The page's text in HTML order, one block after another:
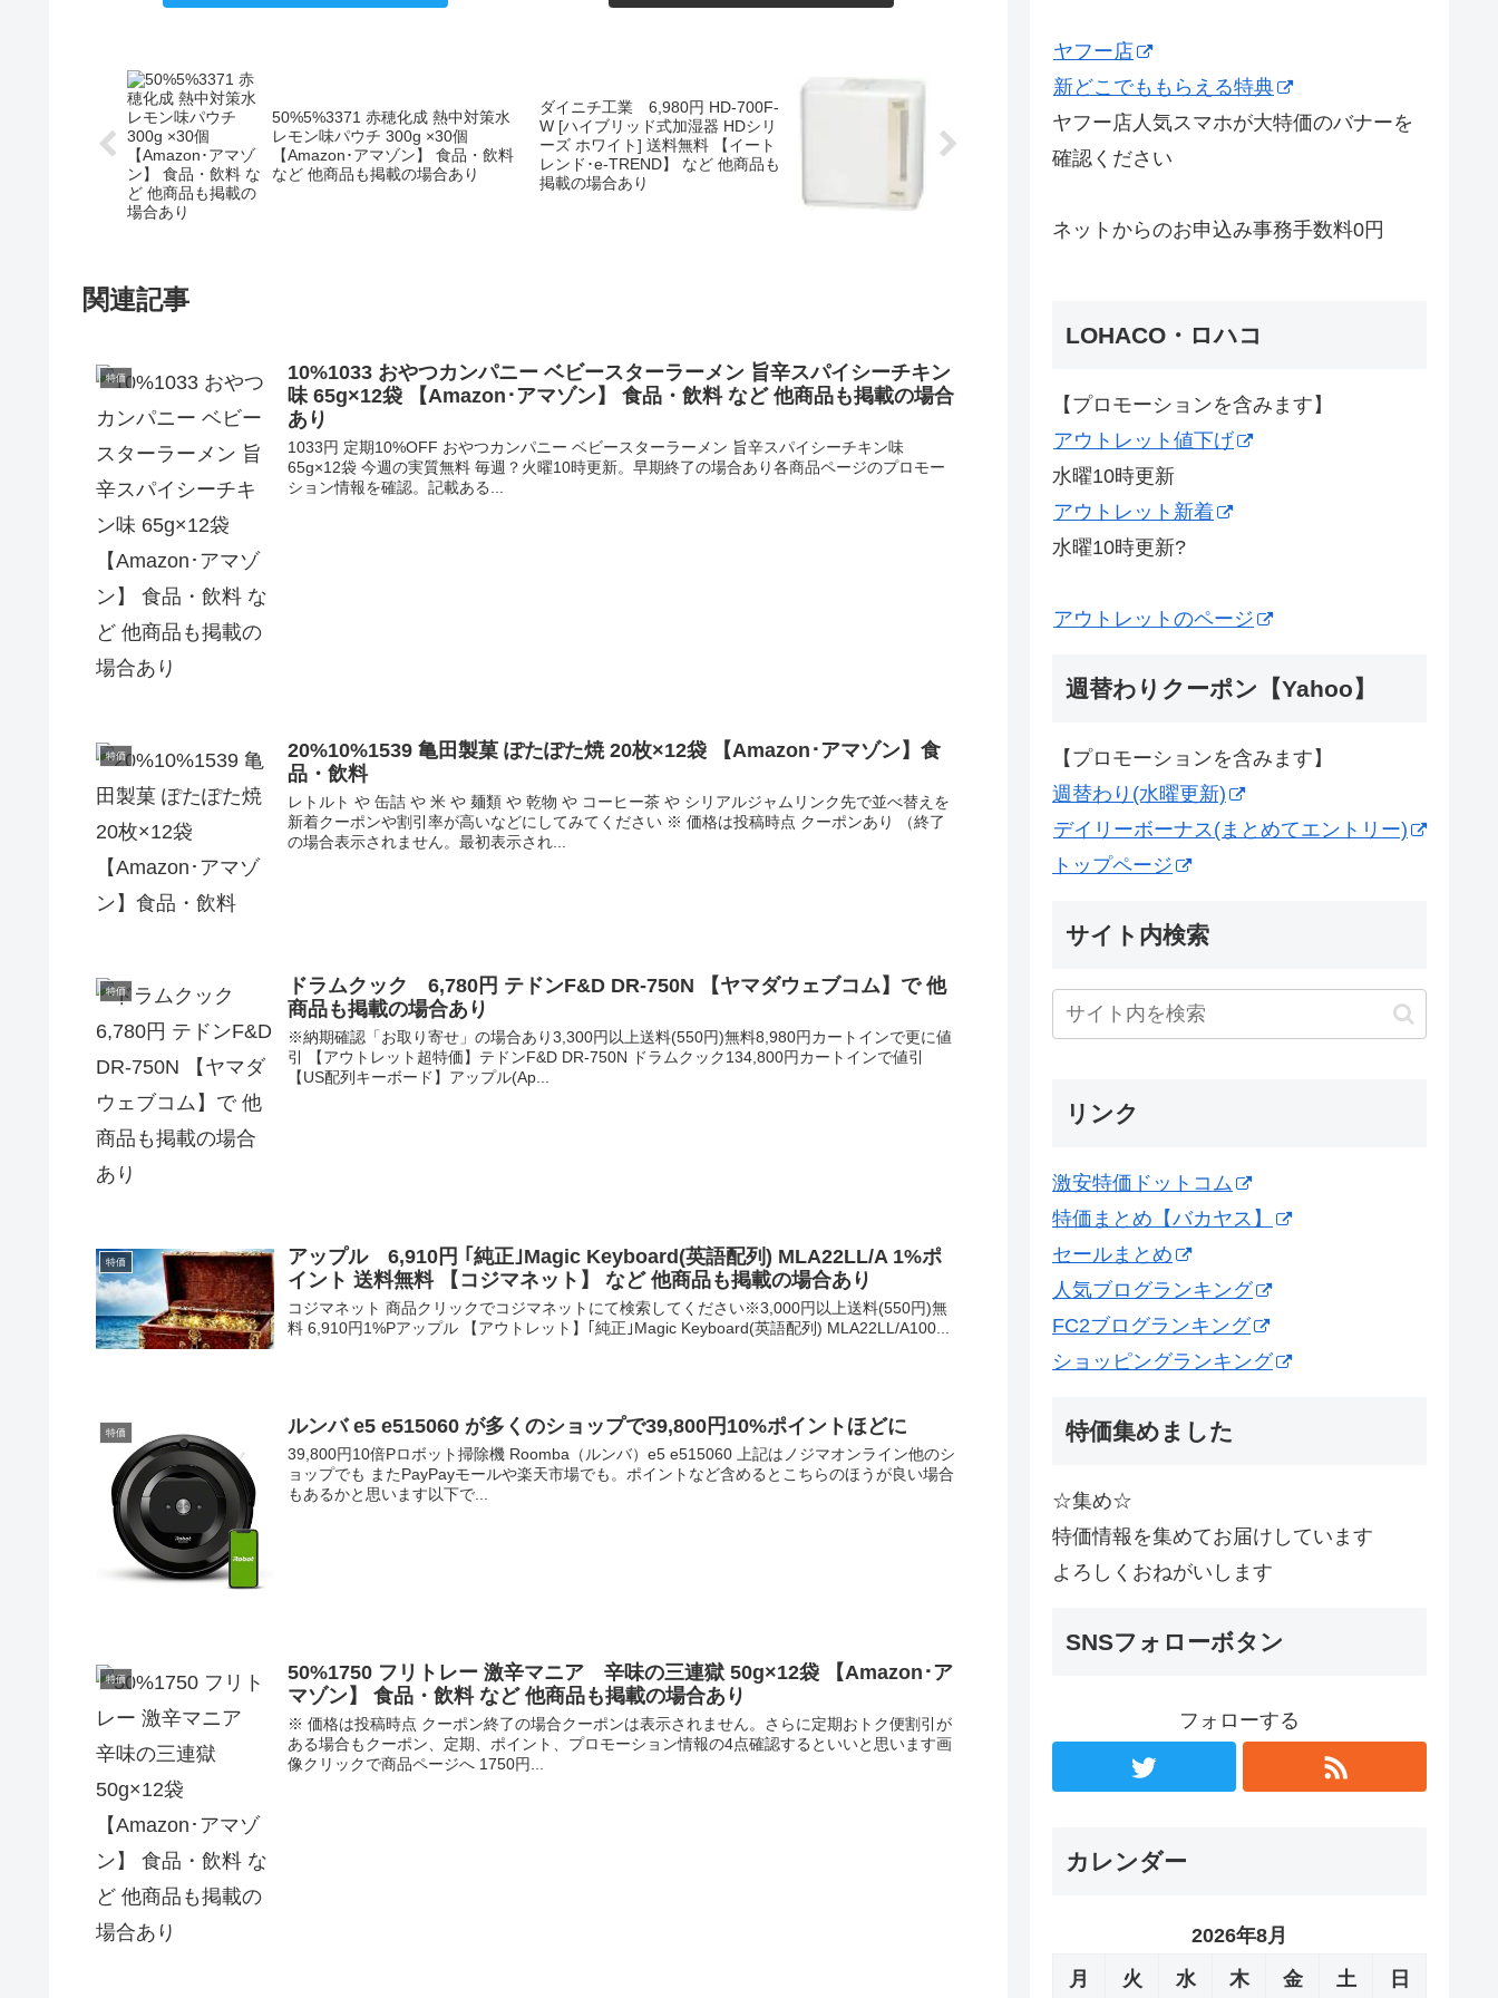
50%5%3371 赤穂化成 熱中対策水
レモン味パウチ 300g ×30個
【Amazon･アマゾン】 食品・飲料
など 他商品も掲載の場合あり
ダイニチ工業 6,980円 HD-700F-
W [ハイブリッド式加湿器 HDシリ
ーズ ホワイト] 送料無料 【イート
レンド･e-TREND】 など 他商品も
掲載の場合あり
関連記事
特価
10%1033 おやつカンパニー ベビースターラーメン 旨辛スパイシーチキン
味 65g×12袋 【Amazon･アマゾン】 食品・飲料 など 他商品も掲載の場合
あり
1033円 定期10%OFF おやつカンパニー ベビースターラーメン 旨辛スパイシーチキン味
65g×12袋 今週の実質無料 毎週？火曜10時更新。早期終了の場合あり各商品ページのプロモー
ション情報を確認。記載ある...
特価
20%10%1539 亀田製菓 ぽたぽた焼 20枚×12袋 【Amazon･アマゾン】食
品・飲料
レトルト や 缶詰 や 米 や 麺類 や 乾物 や コーヒー茶 や シリアルジャムリンク先で並べ替えを
新着クーポンや割引率が高いなどにしてみてください ※ 価格は投稿時点 クーポンあり （終了
の場合表示されません。最初表示され...
特価
ドラムクック 6,780円 テドンF&D DR-750N 【ヤマダウェブコム】で 他
商品も掲載の場合あり
※納期確認「お取り寄せ」の場合あり3,300円以上送料(550円)無料8,980円カートインで更に値
引 【アウトレット超特価】テドンF&D DR-750N ドラムクック134,800円カートインで値引
【US配列キーボード】アップル(Ap...
特価
アップル 6,910円 ｢純正｣Magic Keyboard(英語配列) MLA22LL/A 1%ポ
イント 送料無料 【コジマネット】 など 他商品も掲載の場合あり
コジマネット 商品クリックでコジマネットにて検索してください※3,000円以上送料(550円)無
料 6,910円1%Pアップル 【アウトレット】｢純正｣Magic Keyboard(英語配列) MLA22LL/A100...
特価 ルンバ e5 e515060 が多くのショップで39,800円10%ポイントほどに
39,800円10倍Pロボット掃除機 Roomba（ルンバ）e5 e515060 上記はノジマオンライン他のシ
ョップでも またPayPayモールや楽天市場でも。ポイントなど含めるとこちらのほうが良い場合
もあるかと思います以下で...
特価
50%1750 フリトレー 激辛マニア 辛味の三連獄 50g×12袋 【Amazon･ア
マゾン】 食品・飲料 など 他商品も掲載の場合あり
※ 価格は投稿時点 クーポン終了の場合クーポンは表示されません。さらに定期おトク便割引が
ある場合もクーポン、定期、ポイント、プロモーション情報の4点確認するといいと思います画
像クリックで商品ページへ 1750円...
ヤフー店
新どこでももらえる特典
ヤフー店人気スマホが大特価のバナーを
確認ください
ネットからのお申込み事務手数料0円
LOHACO・ロハコ
【プロモーションを含みます】
アウトレット値下げ
水曜10時更新
アウトレット新着
水曜10時更新?
アウトレットのページ
週替わりクーポン【Yahoo】
【プロモーションを含みます】
週替わり(水曜更新)
デイリーボーナス(まとめてエントリー)
トップページ
サイト内検索
リンク
激安特価ドットコム
特価まとめ【バカヤス】
セールまとめ
人気ブログランキング
FC2ブログランキング
ショッピングランキング
特価集めました
☆集め☆
特価情報を集めてお届けしています
よろしくおねがいします
SNSフォローボタン
フォローする
カレンダー
2026年8月
月
火 水 木 金 土 日